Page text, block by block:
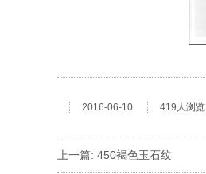
2016-06-10 419人浏览
上一篇: 450褐色玉石纹